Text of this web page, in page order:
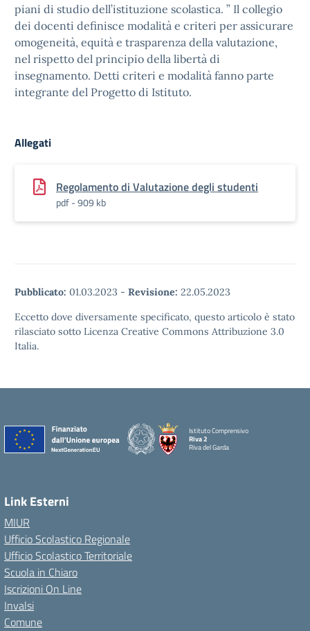
piani di studio dell’istituzione scolastica. ” Il collegio
dei docenti definisce modalità e criteri per assicurare
omogeneità, equità e trasparenza della valutazione,
nel rispetto del principio della libertà di
insegnamento. Detti criteri e modalità fanno parte
integrante del Progetto di Istituto.
Allegati
Regolamento di Valutazione degli studenti
pdf - 909 kb
Pubblicato: 01.03.2023 - Revisione: 22.05.2023
Eccetto dove diversamente specificato, questo articolo è stato
rilasciato sotto Licenza Creative Commons Attribuzione 3.0
Italia.
Istituto Comprensivo
Riva 2
Riva del Garda
Link Esterni
MIUR
Ufficio Scolastico Regionale
Ufficio Scolastico Territoriale
Scuola in Chiaro
Iscrizioni On Line
Invalsi
Comune